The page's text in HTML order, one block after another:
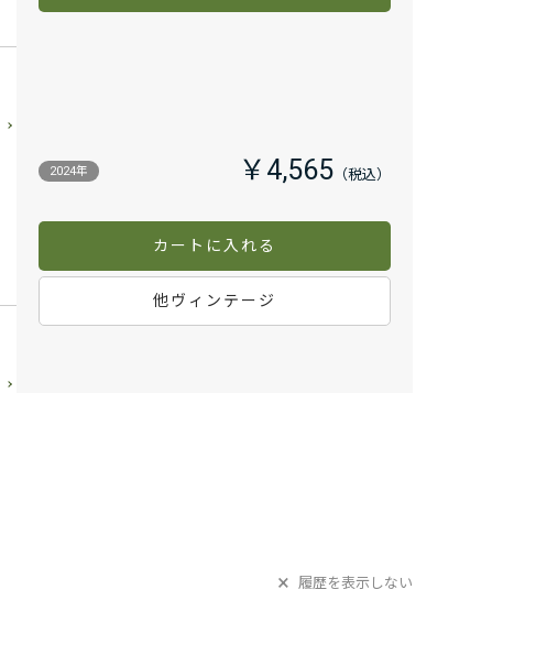
2024年 ￥4,565
カートに入れる
他ヴィンテージ
履歴を表示しない